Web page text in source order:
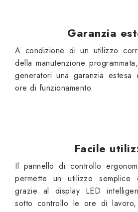
Garanzia
A condizione di un utilizzo
della manutenzione
generatori una garanzia
ore di funzionamento.
Facile
Il pannello di controllo
permette un utilizzo semplice
grazie al display LED
sotto controllo le ore di